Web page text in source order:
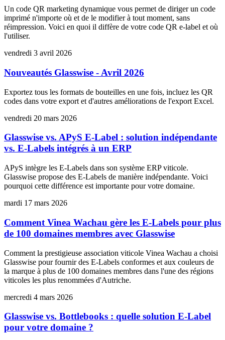
Un code QR marketing dynamique vous permet de diriger un code
imprimé n'importe où et de le modifier à tout moment, sans
réimpression. Voici en quoi il diffère de votre code QR e-label et où
l'utiliser.
vendredi 3 avril 2026
Nouveautés Glasswise - Avril 2026
Exportez tous les formats de bouteilles en une fois, incluez les QR
codes dans votre export et d'autres améliorations de l'export Excel.
vendredi 20 mars 2026
Glasswise vs. APyS E-Label : solution indépendante
vs. E-Labels intégrés à un ERP
APyS intègre les E-Labels dans son système ERP viticole.
Glasswise propose des E-Labels de manière indépendante. Voici
pourquoi cette différence est importante pour votre domaine.
mardi 17 mars 2026
Comment Vinea Wachau gère les E-Labels pour plus
de 100 domaines membres avec Glasswise
Comment la prestigieuse association viticole Vinea Wachau a choisi
Glasswise pour fournir des E-Labels conformes et aux couleurs de
la marque à plus de 100 domaines membres dans l'une des régions
viticoles les plus renommées d'Autriche.
mercredi 4 mars 2026
Glasswise vs. Bottlebooks : quelle solution E-Label
pour votre domaine ?